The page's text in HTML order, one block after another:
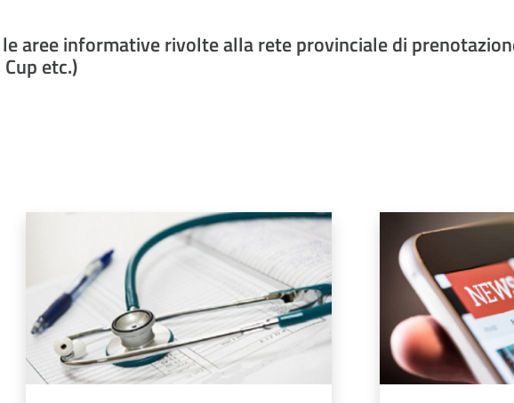
aree informative rivolte alla rete provinciale di
etc.)